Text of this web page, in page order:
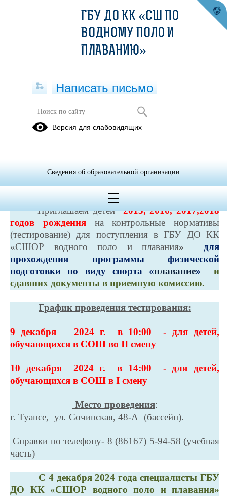
график тестирования для детей
2015-2018 г.р программа физической
ВНИМАНИЕ !!!
Приглашаем детей2015, 2016, 2017,2018
годов рождения
на контрольные нормативы
(тестирование) для поступления в ГБУ ДО КК
«СШОР водного поло и плавания»
для
прохождения программы физической
подготовки по виду спорта «плавание»
и
сдавших документы в приемную комиссию.
График проведения тестирования:
9 декабря 2024 г. в 10:00 - для детей,
обучающихся в СОШ во II смену
10 декабря 2024 г. в 14:00 - для детей,
обучающихся в СОШ в I смену
Место проведения:
г. Туапсе, ул. Сочинская, 48-А (бассейн).
Справки по телефону- 8 (86167) 5-94-58 (учебная
часть)
С 4 декабря 2024 года специалисты ГБУ
ДО КК «СШОР водного поло и плавания»
ГБУ ДО КК «СШ ПО
ВОДНОМУ ПОЛО И
ПЛАВАНИЮ»
Написать письмо
Версия для слабовидящих
Сведения об образовательной организации